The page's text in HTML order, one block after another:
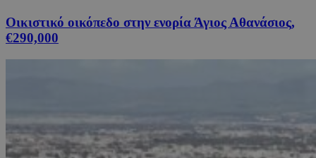
Οικιστικό οικόπεδο στην ενορία Άγιος Αθανάσιος,
€290,000